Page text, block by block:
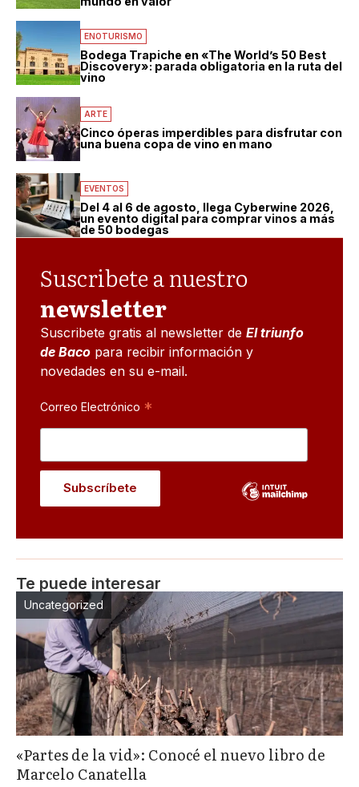
ENOTURISMO
Bodega Trapiche en «The World’s 50 Best
Discovery»: parada obligatoria en la ruta del
vino
ARTE
Cinco óperas imperdibles para disfrutar con
una buena copa de vino en mano
EVENTOS
Del 4 al 6 de agosto, llega Cyberwine 2026,
un evento digital para comprar vinos a más
de 50 bodegas
Suscribete a nuestro
newsletter
Suscribete gratis al newsletter de El triunfo
de Baco para recibir información y
novedades en su e-mail.
Correo Electrónico *
Te puede interesar
Uncategorized
«Partes de la vid»: Conocé el nuevo libro de
Marcelo Canatella